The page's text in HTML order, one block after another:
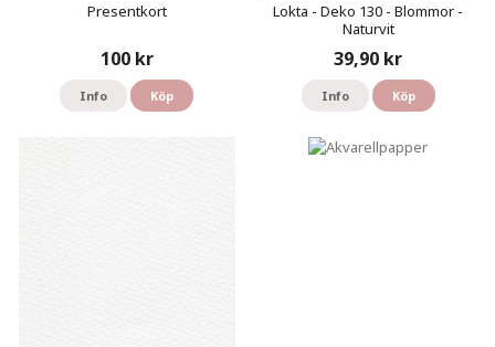
Presentkort
100 kr
Info Köp
Lokta - Deko 130 - Blommor -
Naturvit
39,90 kr
Info Köp